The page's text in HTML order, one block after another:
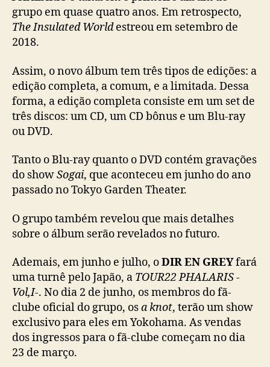
á
l
m
e
t
u
p
e
l
J
a
ã
o
grupo em quase quatro anos. Em retrospecto,
The Insulated Worldestreou em setembro de
2018.
Assim, o novo álbum tem três tipos de edições: a
edição completa, a comum, e a limitada. Dessa
forma, a edição completa consiste em um set de
três discos: um CD, um CD bônus e um Blu-ray
ou DVD.
Tanto o Blu-ray quanto o DVD contém gravações
do showSogai, que aconteceu em junho do ano
passado no Tokyo Garden Theater.
O grupo também revelou que mais detalhes
sobre o álbum serão revelados no futuro.
Ademais, em junho e julho, oDIR EN GREYfará
uma turnê pelo Japão, a TOUR22 PHALARIS -
Vol,I-. No dia 2 de junho, os membros do fã-
clube oficial do grupo, osa knot, terão um show
exclusivo para eles em Yokohama. As vendas
dos ingressos para o fã-clube começam no dia
23 de março.